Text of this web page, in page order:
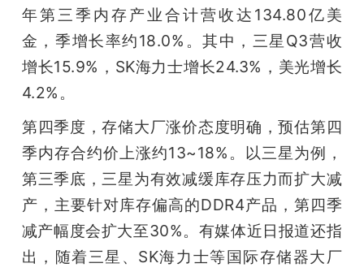
年第三季内存产业合计营收达134.80亿美
金，季增长率约18.0%。其中，三星Q3营收
增长15.9%，SK海力士增长24.3%，美光增长
4.2%。
第四季度，存储大厂涨价态度明确，预估第四
季内存合约价上涨约13~18%。以三星为例，
第三季底，三星为有效减缓库存压力而扩大减
产，主要针对库存偏高的DDR4产品，第四季
减产幅度会扩大至30%。有媒体近日报道还指
出，随着三星、SK海力士等国际存储器大厂